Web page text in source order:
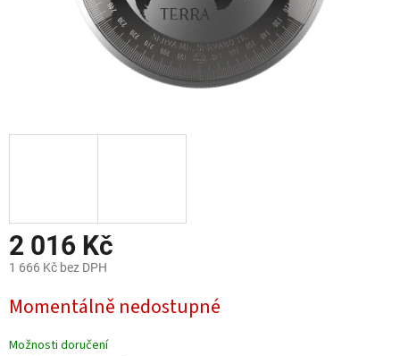
2 016 Kč
1 666 Kč bez DPH
cena:
Momentálně nedostupné
Možnosti doručení